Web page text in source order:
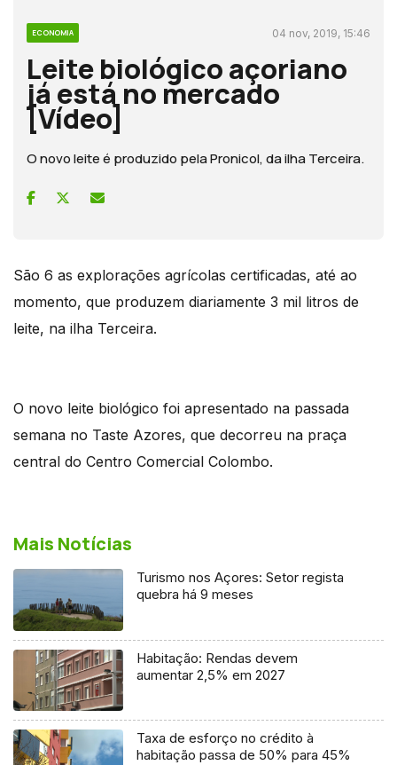
ECONOMIA 04 nov, 2019, 15:46
Leite biológico açoriano
já está no mercado
[Vídeo]
O novo leite é produzido pela Pronicol, da ilha Terceira.
São 6 as explorações agrícolas certificadas, até ao
momento, que produzem diariamente 3 mil litros de
leite, na ilha Terceira.
O novo leite biológico foi apresentado na passada
semana no Taste Azores, que decorreu na praça
central do Centro Comercial Colombo.
Mais Notícias
Turismo nos Açores: Setor regista
quebra há 9 meses
Habitação: Rendas devem
aumentar 2,5% em 2027
Taxa de esforço no crédito à
habitação passa de 50% para 45%